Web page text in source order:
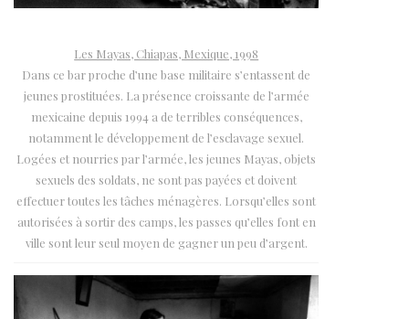
Les Mayas, Chiapas, Mexique, 1998
Dans ce bar proche d’une base militaire s’entassent de
jeunes prostituées. La présence croissante de l’armée
mexicaine depuis 1994 a de terribles conséquences,
notamment le développement de l’esclavage sexuel.
Logées et nourries par l’armée, les jeunes Mayas, objets
sexuels des soldats, ne sont pas payées et doivent
effectuer toutes les tâches ménagères. Lorsqu’elles sont
autorisées à sortir des camps, les passes qu’elles font en
ville sont leur seul moyen de gagner un peu d’argent.